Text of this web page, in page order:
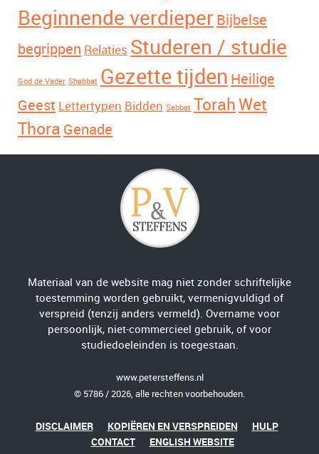
Beginnende verdieper Bijbelse
begrippen Relaties Studeren / studie
God de Vader Shabbat Gezette tijden Heilige
Geest Lettertypen Bidden Sabbat TorahWet
Thora Genade
Materiaal van de website mag niet zonder schriftelijke
toestemming worden gebruikt, vermenigvuldigd of
verspreid (tenzij anders vermeld). Overname voor
persoonlijk, niet-commercieel gebruik, of voor
studiedoeleinden is toegestaan.
www.petersteffens.nl
© 5786 / 2026, alle rechten voorbehouden.
DISCLAIMER KOPIËREN EN VERSPREIDEN
HULP
CONTACT
ENGLISH WEBSITE